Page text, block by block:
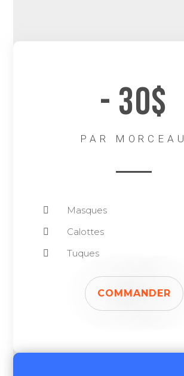
- 30$
PAR MORCEAU
Masques
Calottes
Tuques
COMMANDER